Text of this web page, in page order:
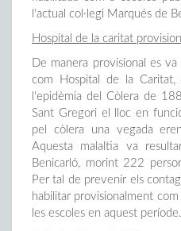
l'actual col·legi Marqués de
Hospital de la caritat
De manera provisional es
com Hospital de la
l'epidèmia del Còlera de
Sant Gregori el lloc en
pel còlera una vegada
Aquesta malaltia va
Benicarló, morint 222
Per tal de prevenir els
habilitar provisionalment
les escoles en aquest període.